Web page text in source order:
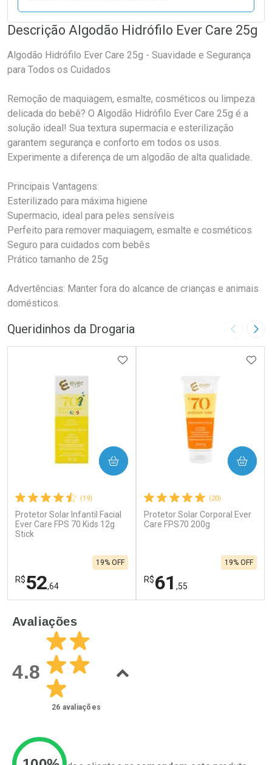
Descrição Algodão Hidrófilo Ever Care 25g
Algodão Hidrófilo Ever Care 25g - Suavidade e Segurança
para Todos os Cuidados
Remoção de maquiagem, esmalte, cosméticos ou limpeza
delicada do bebê? O Algodão Hidrófilo Ever Care 25g é a
solução ideal! Sua textura supermacia e esterilização
garantem segurança e conforto em todos os usos.
Experimente a diferença de um algodão de alta qualidade.
Principais Vantagens:
Esterilizado para máxima higiene
Supermacio, ideal para peles sensíveis
Perfeito para remover maquiagem, esmalte e cosméticos
Seguro para cuidados com bebês
Prático tamanho de 25g
Advertências: Manter fora do alcance de crianças e animais
domésticos.
Queridinhos da Drogaria Imagem
(19)
Protetor Solar Infantil Facial
Ever Care FPS 70 Kids 12g
Stick
R$52,64
19% OFF
ADICIONAR AOS FAVORITOS
COMPRAR
Laboratório
Por Menos
(20)
Protetor Solar Corporal Ever
Care FPS70 200g
R$61 ,55
19% OFF
COMPRAR
Avaliações
4.8
26 avaliações